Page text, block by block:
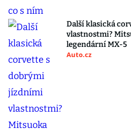
Další klasická
vlastnostmi?
legendární MX-5
Auto.cz